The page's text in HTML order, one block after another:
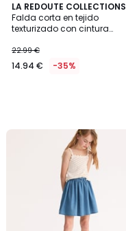
LA REDOUTE COLLECTIONS
Falda corta en tejido
texturizado con cintura
€
en
descuento
22.99 €
14.94 € -35%